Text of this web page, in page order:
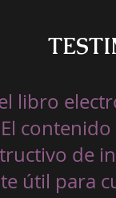
libro
de
útil para